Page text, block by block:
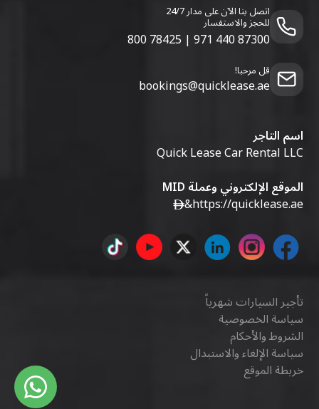
اتصل بنا الآن على مدار 24/7
للحجز والاستفسار
800 78425 | 971 440 87300
قل مرحبا!
bookings@quicklease.ae
اسم التاجر
Quick Lease Car Rental LLC
الموقع الإلكتروني وعملة MID
https://quicklease.ae
&
تأجير السيارات شهرياً
سياسة الخصوصية
الشروط والأحكام
سياسة الإلغاء والاستبدال
خريطة الموقع